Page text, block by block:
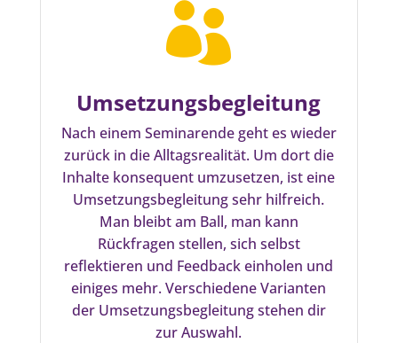

Umsetzungsbegleitung
Nach einem Seminarende geht es wieder
zurück in die Alltagsrealität. Um dort die
Inhalte konsequent umzusetzen, ist eine
Umsetzungsbegleitung sehr hilfreich.
Man bleibt am Ball, man kann
Rückfragen stellen, sich selbst
reflektieren und Feedback einholen und
einiges mehr. Verschiedene Varianten
der Umsetzungsbegleitung stehen dir
zur Auswahl.